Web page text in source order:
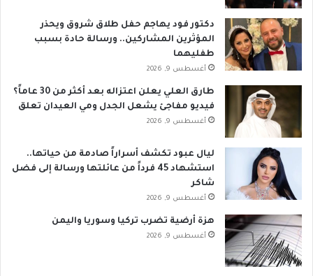
دكتور فود يهاجم حفل طلاق شروق ويحذر
المؤثرين المشاركين.. ورسالة حادة بسبب
طفليهما
أغسطس 9, 2026
طارق العلي يعلن اعتزاله بعد أكثر من 30 عاماً؟
فيديو مفاجئ يشعل الجدل ومي العيدان تعلق
أغسطس 9, 2026
ليال عبود تكشف أسراراً صادمة من حياتها..
استشهاد 45 فرداً من عائلتها ورسالة إلى فضل
شاكر
أغسطس 9, 2026
هزة أرضية تضرب تركيا وسوريا واليمن
أغسطس 9, 2026